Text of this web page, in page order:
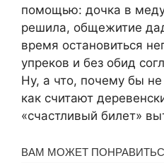
помощью: дочка в
решила, общежитие
время остановиться
упреков и без обид
Ну, а что, почему бы
как считают
«счастливый билет»